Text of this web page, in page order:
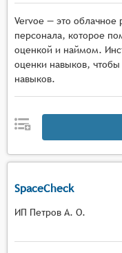
Vervoe — это
персонала, которое
оценкой и наймом.
оценки навыков, чтобы
навыков.
SpaceCheck
ИП Петров А. О.